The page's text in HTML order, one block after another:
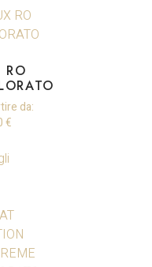
RO
da:
€